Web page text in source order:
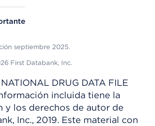
septiembre 2025.
First Databank, Inc.
DRUG DATA FILE
incluida tiene la
y los derechos de autor de
Inc., 2019. Este material con